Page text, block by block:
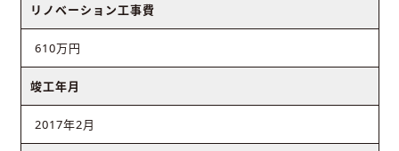
リノベーション工事費
610万円
竣工年月
2017年2月